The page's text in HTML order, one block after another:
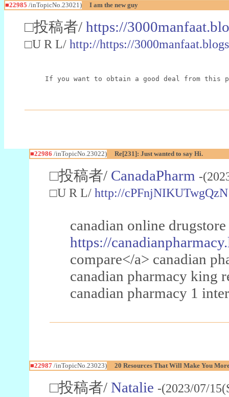
■22985 /inTopicNo.23021) I am the new guy
□投稿者/ https://
□U R L/ http://https://
If you want to obtain a good deal from this
■22986 /inTopicNo.23022) Re[231]: Just wanted to say Hi.
□投稿者/ CanadaPharm -
□U R L/ http://cPFnjNIKUTwgQzN
canadian online
https://
compare</a> canadian
canadian pharmacy king
canadian pharmacy 1
■22987/inTopicNo.23023) 20 Resources That Will Make You
□投稿者/ Natalie -(2023/07/